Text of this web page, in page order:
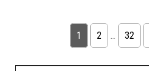
1 2 … 32